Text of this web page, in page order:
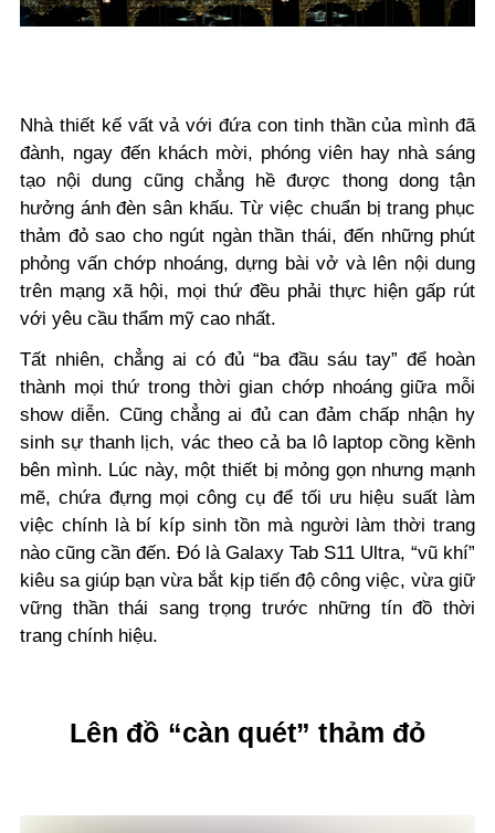
Nhà thiết kế vất vả với đứa con tinh thần của mình đã
đành, ngay đến khách mời, phóng viên hay nhà sáng
tạo nội dung cũng chẳng hề được thong dong tận
hưởng ánh đèn sân khấu. Từ việc chuẩn bị trang phục
thảm đỏ sao cho ngút ngàn thần thái, đến những phút
phỏng vấn chớp nhoáng, dựng bài vở và lên nội dung
trên mạng xã hội, mọi thứ đều phải thực hiện gấp rút
với yêu cầu thẩm mỹ cao nhất.
Tất nhiên, chẳng ai có đủ “ba đầu sáu tay” để hoàn
thành mọi thứ trong thời gian chớp nhoáng giữa mỗi
show diễn. Cũng chẳng ai đủ can đảm chấp nhận hy
sinh sự thanh lịch, vác theo cả ba lô laptop cồng kềnh
bên mình. Lúc này, một thiết bị mỏng gọn nhưng mạnh
mẽ, chứa đựng mọi công cụ để tối ưu hiệu suất làm
việc chính là bí kíp sinh tồn mà người làm thời trang
nào cũng cần đến. Đó là Galaxy Tab S11 Ultra, “vũ khí”
kiêu sa giúp bạn vừa bắt kịp tiến độ công việc, vừa giữ
vững thần thái sang trọng trước những tín đồ thời
trang chính hiệu.
Lên đồ “càn quét” thảm đỏ